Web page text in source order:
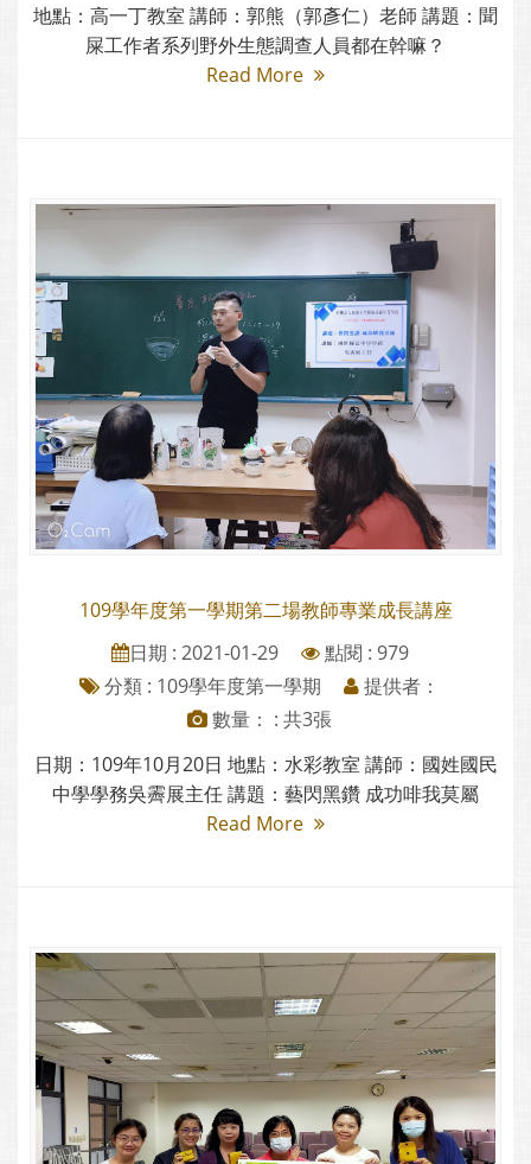
地點：高一丁教室 講師：郭熊（郭彥仁）老師 講題：聞
屎工作者系列野外生態調查人員都在幹嘛？
Read More
109學年度第一學期第二場教師專業成長講座
日期 : 2021-01-29
點閱 : 979
分類 : 109學年度第一學期
提供者：
數量： : 共3張
日期：109年10月20日 地點：水彩教室 講師：國姓國民
中學學務吳霽展主任 講題：藝閃黑鑽 成功啡我莫屬
Read More